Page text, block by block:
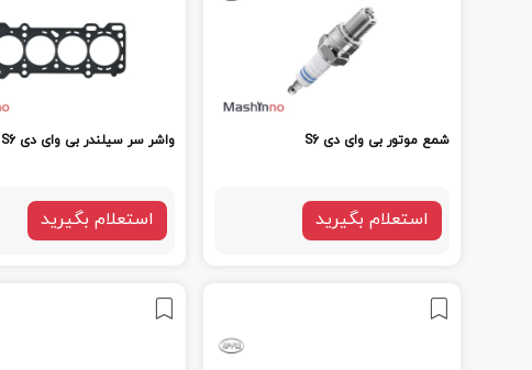
شمع موتور بی وای دی S6
استعلام بگیرید
واشر سر سیلندر بی وای دی S6
استعلام بگیرید